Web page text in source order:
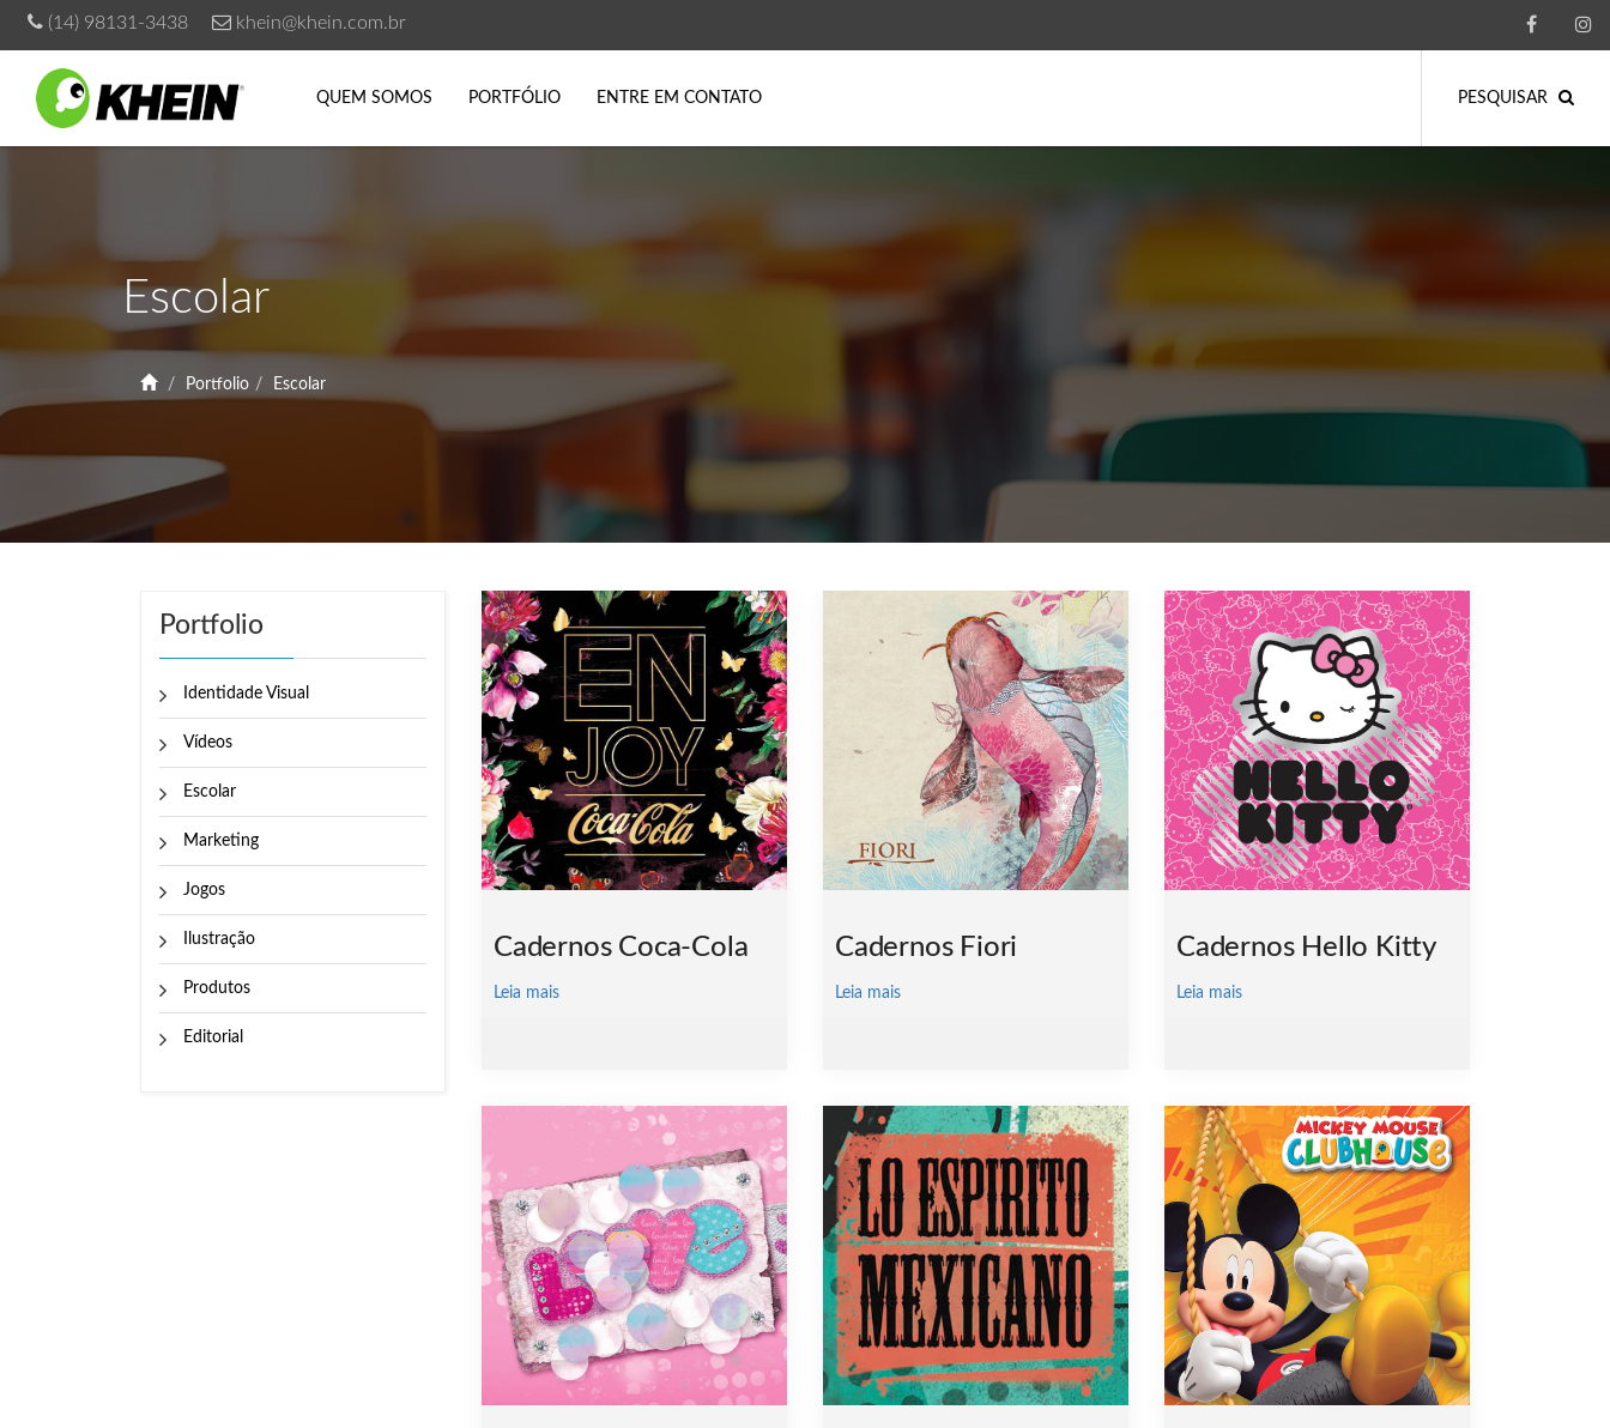
(14) 98131-3438 khein@khein.com.br
QUEM SOMOS PORTFÓLIO ENTRE EM CONTATO PESQUISAR
Escolar
Portfolio Escolar
Portfolio
Identidade Visual
Vídeos
Escolar
Marketing
Jogos
Ilustração
Produtos
Editorial
Cadernos Coca-Cola
Leia mais
Cadernos Fiori
Leia mais
Cadernos Hello Kitty
Leia mais